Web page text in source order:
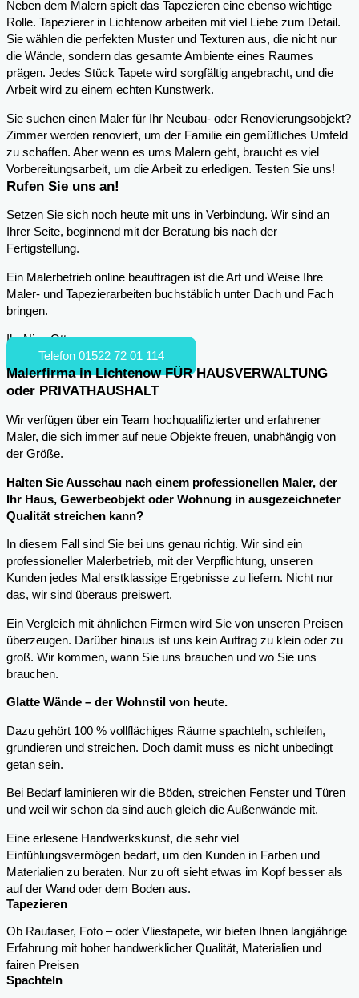
Neben dem Malern spielt das Tapezieren eine ebenso wichtige
Rolle. Tapezierer in Lichtenow arbeiten mit viel Liebe zum Detail.
Sie wählen die perfekten Muster und Texturen aus, die nicht nur
die Wände, sondern das gesamte Ambiente eines Raumes
prägen. Jedes Stück Tapete wird sorgfältig angebracht, und die
Arbeit wird zu einem echten Kunstwerk.
Sie suchen einen Maler für Ihr Neubau- oder Renovierungsobjekt?
Zimmer werden renoviert, um der Familie ein gemütliches Umfeld
zu schaffen. Aber wenn es ums Malern geht, braucht es viel
Vorbereitungsarbeit, um die Arbeit zu erledigen. Testen Sie uns!
Rufen Sie uns an!
Setzen Sie sich noch heute mit uns in Verbindung. Wir sind an
Ihrer Seite, beginnend mit der Beratung bis nach der
Fertigstellung.
Ein Malerbetrieb online beauftragen ist die Art und Weise Ihre
Maler- und Tapezierarbeiten buchstäblich unter Dach und Fach
bringen.
Ihr Nico Otto
Telefon 01522 72 01 114
Malerfirma in Lichtenow FÜR HAUSVERWALTUNG
oder PRIVATHAUSHALT
Wir verfügen über ein Team hochqualifizierter und erfahrener
Maler, die sich immer auf neue Objekte freuen, unabhängig von
der Größe.
Halten Sie Ausschau nach einem professionellen Maler, der
Ihr Haus, Gewerbeobjekt oder Wohnung in ausgezeichneter
Qualität streichen kann?
In diesem Fall sind Sie bei uns genau richtig. Wir sind ein
professioneller Malerbetrieb, mit der Verpflichtung, unseren
Kunden jedes Mal erstklassige Ergebnisse zu liefern. Nicht nur
das, wir sind überaus preiswert.
Ein Vergleich mit ähnlichen Firmen wird Sie von unseren Preisen
überzeugen. Darüber hinaus ist uns kein Auftrag zu klein oder zu
groß. Wir kommen, wann Sie uns brauchen und wo Sie uns
brauchen.
Glatte Wände – der Wohnstil von heute.
Dazu gehört 100 % vollflächiges Räume spachteln, schleifen,
grundieren und streichen. Doch damit muss es nicht unbedingt
getan sein.
Bei Bedarf laminieren wir die Böden, streichen Fenster und Türen
und weil wir schon da sind auch gleich die Außenwände mit.
Eine erlesene Handwerkskunst, die sehr viel
Einfühlungsvermögen bedarf, um den Kunden in Farben und
Materialien zu beraten. Nur zu oft sieht etwas im Kopf besser als
auf der Wand oder dem Boden aus.
Tapezieren
Ob Raufaser, Foto – oder Vliestapete, wir bieten Ihnen langjährige
Erfahrung mit hoher handwerklicher Qualität, Materialien und
fairen Preisen
Spachteln